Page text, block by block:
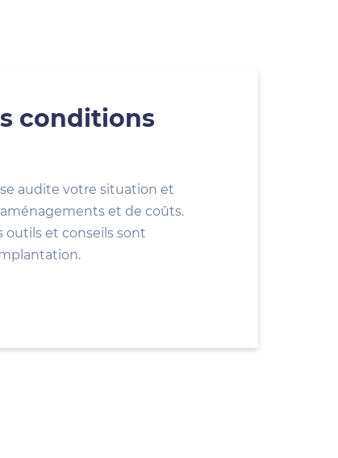
conditions
audite votre situation et
et de coûts.
outils et conseils sont